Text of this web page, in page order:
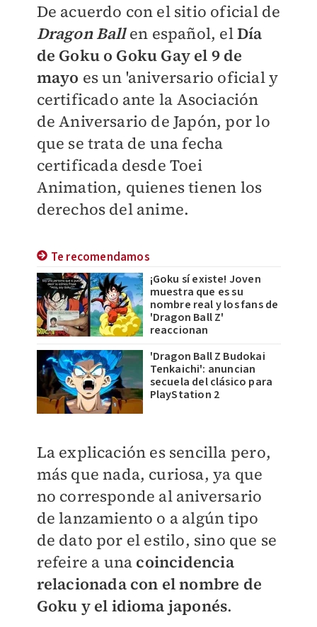
De acuerdo con el sitio oficial de
Dragon Ballen español, elDía
de Goku o Goku Gay el 9 de
mayo es un 'aniversario oficial y
certificado ante la Asociación
de Aniversario de Japón, por lo
que se trata de una fecha
certificada desde Toei
Animation, quienes tienen los
derechos del anime.
Te recomendamos
¡Goku sí existe! Joven
muestra que es su
nombre real y los fans de
'Dragon Ball Z'
reaccionan
'Dragon Ball Z Budokai
Tenkaichi': anuncian
secuela del clásico para
PlayStation 2
La explicación es sencilla pero,
más que nada, curiosa, ya que
no corresponde al aniversario
de lanzamiento o a algún tipo
de dato por el estilo, sino que se
refeire a una coincidencia
relacionada con el nombre de
Goku y el idioma japonés.